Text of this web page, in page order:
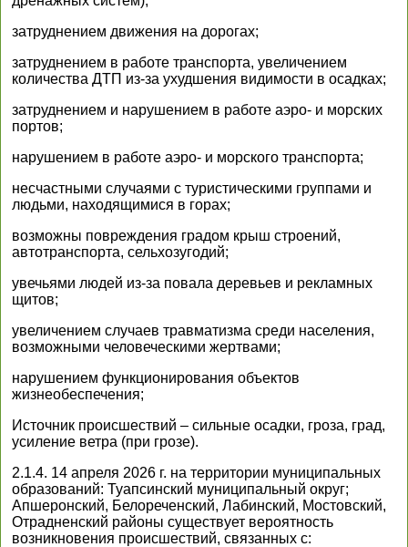
затруднением движения на дорогах;
затруднением в работе транспорта, увеличением
количества ДТП из-за ухудшения видимости в осадках;
затруднением и нарушением в работе аэро- и морских
портов;
нарушением в работе аэро- и морского транспорта;
несчастными случаями с туристическими группами и
людьми, находящимися в горах;
возможны повреждения градом крыш строений,
автотранспорта, сельхозугодий;
увечьями людей из-за повала деревьев и рекламных
щитов;
увеличением случаев травматизма среди населения,
возможными человеческими жертвами;
нарушением функционирования объектов
жизнеобеспечения;
Источник происшествий – сильные осадки, гроза, град,
усиление ветра (при грозе).
2.1.4. 14 апреля 2026 г. на территории муниципальных
образований: Туапсинский муниципальный округ;
Апшеронский, Белореченский, Лабинский, Мостовский,
Отрадненский районы существует вероятность
возникновения происшествий, связанных с: